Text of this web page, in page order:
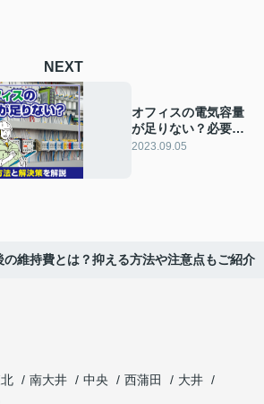
NEXT
オフィスの電気容量
が足りない？必要量
の確認方法と解決策
2023.09.05
維持費とは？抑える方法や注意点もご紹介
南大井 中央 西蒲田
大井